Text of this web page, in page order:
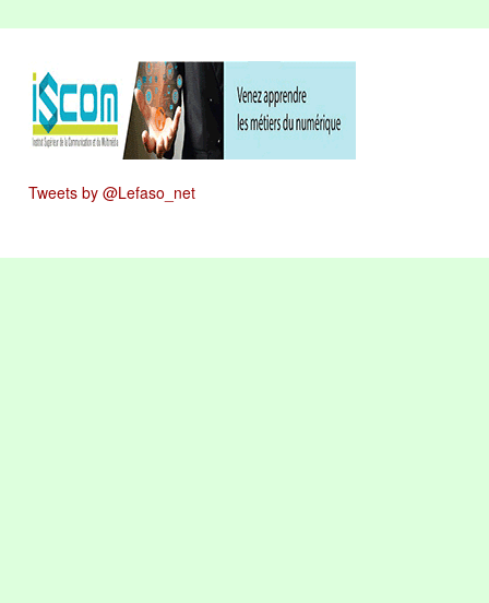
Tweets by @Lefaso_net